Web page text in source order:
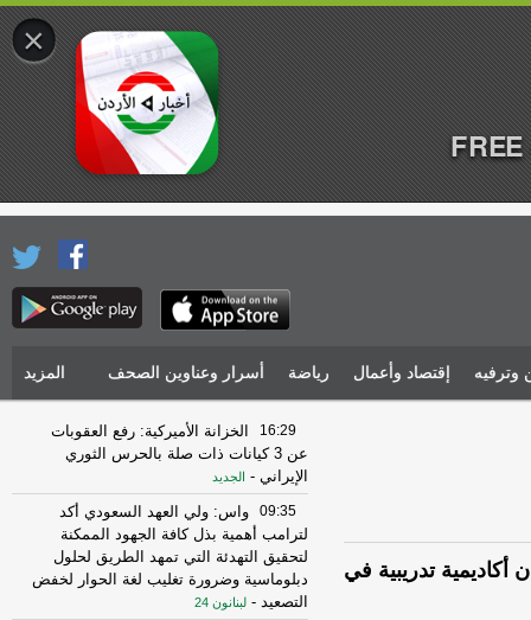
وترفيه إقتصاد وأعمال رياضة أسرار وعناوين الصحف المزيد
أكاديمية تدريبية في
16:29
الخزانة الأميركية: رفع العقوبات
عن 3 كيانات ذات صلة بالحرس الثوري
الإيراني - الجديد
09:35
واس: ولي العهد السعودي أكد
لترامب أهمية بذل كافة الجهود الممكنة
لتحقيق التهدئة التي تمهد الطريق لحلول
دبلوماسية وضرورة تغليب لغة الحوار لخفض
التصعيد - لبنانون 24
×